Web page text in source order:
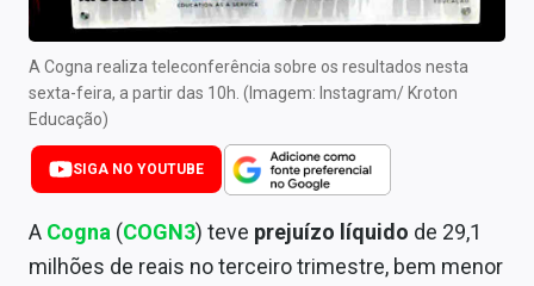
Central de Dividendos
Central de Fundos Imobiliários
Central dos IPOs
Renda Fixa
Finanças Pessoais
Mercados
A Cogna realiza teleconferência sobre os resultados nesta
sexta-feira, a partir das 10h. (Imagem: Instagram/ Kroton
Educação)
SIGA NO YOUTUBE
A Cogna (COGN3) teve prejuízo líquido de 29,1
milhões de reais no terceiro trimestre, bem menor